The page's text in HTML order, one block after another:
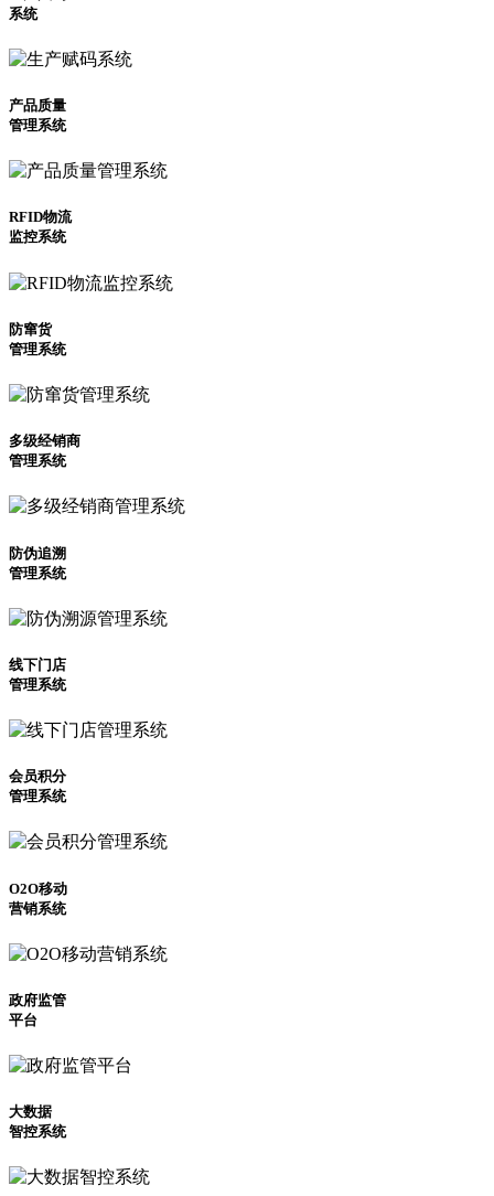
系统
产品质量
管理系统
RFID物流
监控系统
防窜货
管理系统
多级经销商
管理系统
防伪追溯
管理系统
线下门店
管理系统
会员积分
管理系统
O2O移动
营销系统
政府监管
平台
大数据
智控系统